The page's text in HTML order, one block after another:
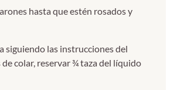
hasta que estén rosados y
siguiendo las instrucciones del
colar, reservar ¾ taza del líquido